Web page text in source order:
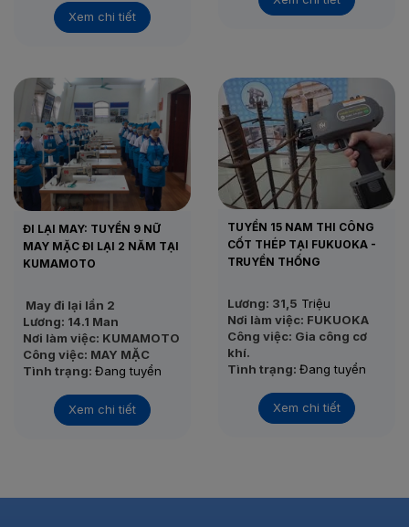
Xem chi tiết
ĐI LẠI MAY: TUYỂN 9 NỮ
MAY MẶC ĐI LẠI 2 NĂM TẠI
KUMAMOTO
May đi lại lần 2
Lương: 14.1 Man
Nơi làm việc: KUMAMOTO
Công việc: MAY MẶC
Tình trạng: Đang tuyển
Xem chi tiết
TUYỂN 15 NAM THI CÔNG
CỐT THÉP TẠI FUKUOKA -
TRUYỀN THỐNG
Lương: 31,5 Triệu
Nơi làm việc: FUKUOKA
Công việc: Gia công cơ
khí.
Tình trạng: Đang tuyển
Xem chi tiết